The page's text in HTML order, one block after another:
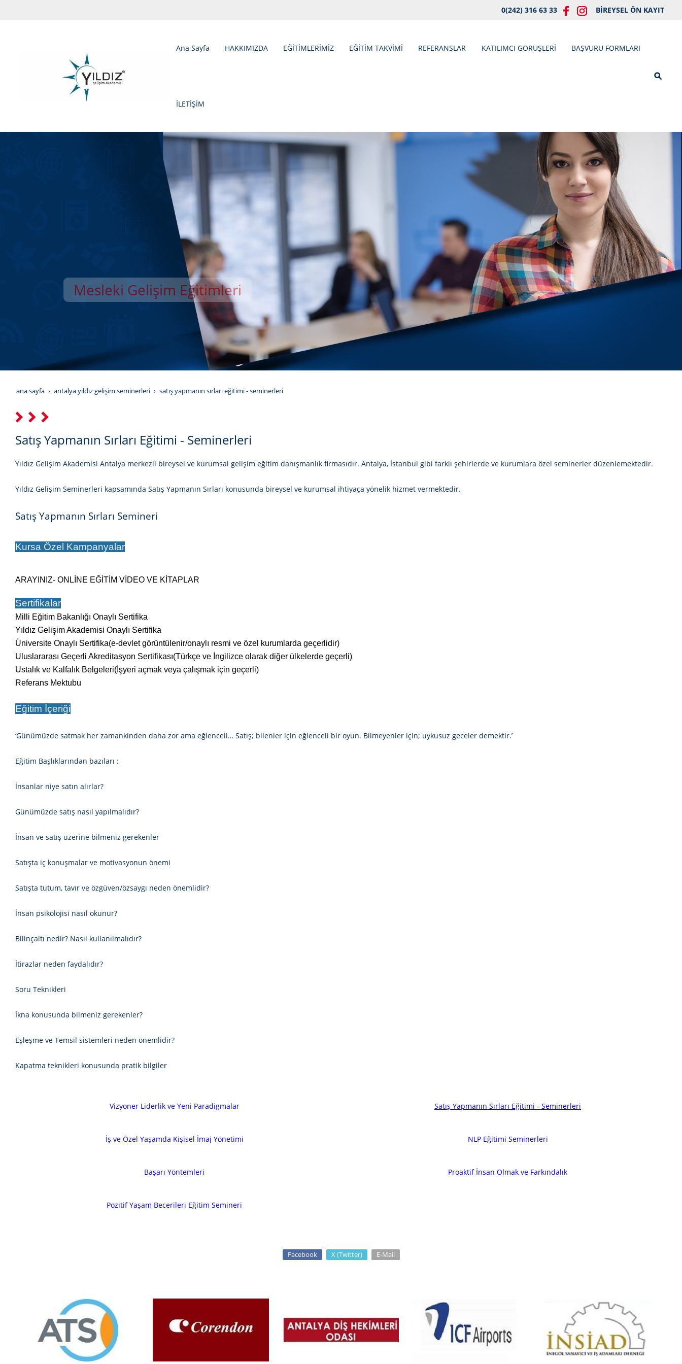
0(242) 316 63 33 BİREYSEL ÖN KAYIT
Ana Sayfa HAKKIMIZDA EĞİTİMLERİMİZ EĞİTİM TAKVİMİ REFERANSLAR KATILIMCI GÖRÜŞLERİ BAŞVURU FORMLARI
İLETİŞİM
Mesleki Gelişim Eğitimleri
YILDIZ GELİŞİM AKADEMİSİ
ana sayfa antalya yıldız gelişim seminerleri satış yapmanın sırları eğitimi - seminerleri
Satış Yapmanın Sırları Eğitimi - Seminerleri
Yıldız Gelişim Akademisi Antalya merkezli bireysel ve kurumsal gelişim eğitim danışmanlık firmasıdır. Antalya, İstanbul gibi farklı şehirlerde ve kurumlara özel seminerler düzenlemektedir.
Yıldız Gelişim Seminerleri kapsamında Satış Yapmanın Sırları konusunda bireysel ve kurumsal ihtiyaça yönelik hizmet vermektedir.
Satış Yapmanın Sırları Semineri
Kursa Özel Kampanyalar
ARAYINIZ- ONLİNE EĞİTİM VİDEO VE KİTAPLAR
Sertifikalar
Milli Eğitim Bakanlığı Onaylı Sertifika
Yıldız Gelişim Akademisi Onaylı Sertifika
Üniversite Onaylı Sertifika(e-devlet görüntülenir/onaylı resmi ve özel kurumlarda geçerlidir)
Uluslararası Geçerli Akreditasyon Sertifikası(Türkçe ve İngilizce olarak diğer ülkelerde geçerli)
Ustalık ve Kalfalık Belgeleri(İşyeri açmak veya çalışmak için geçerli)
Referans Mektubu
Eğitim İçeriği
‘Günümüzde satmak her zamankinden daha zor ama eğlenceli… Satış; bilenler için eğlenceli bir oyun. Bilmeyenler için; uykusuz geceler demektir.’
Eğitim Başlıklarından bazıları :
İnsanlar niye satın alırlar?
Günümüzde satış nasıl yapılmalıdır?
İnsan ve satış üzerine bilmeniz gerekenler
Satışta iç konuşmalar ve motivasyonun önemi
Satışta tutum, tavır ve özgüven/özsaygı neden önemlidir?
İnsan psikolojisi nasıl okunur?
Bilinçaltı nedir? Nasıl kullanılmalıdır?
İtirazlar neden faydalıdır?
Soru Teknikleri
İkna konusunda bilmeniz gerekenler?
Eşleşme ve Temsil sistemleri neden önemlidir?
Kapatma teknikleri konusunda pratik bilgiler
Vizyoner Liderlik ve Yeni Paradigmalar Satış Yapmanın Sırları Eğitimi - Seminerleri
İş ve Özel Yaşamda Kişisel İmaj Yönetimi NLP Eğitimi Seminerleri
Başarı Yöntemleri Proaktif İnsan Olmak ve Farkındalık
Pozitif Yaşam Becerileri Eğitim Semineri
Facebook X (Twitter) E-Mail